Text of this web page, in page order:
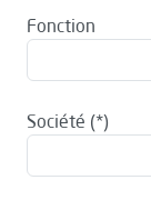
Fonction
Société